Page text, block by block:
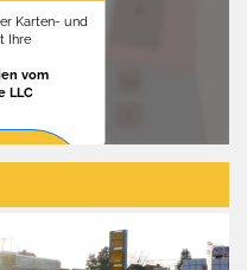
Karten- und
Ihre
vom
LLC